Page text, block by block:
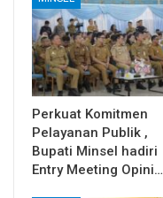
Perkuat Komitmen
Pelayanan Publik ,
Bupati Minsel hadiri
Entry Meeting Opini…